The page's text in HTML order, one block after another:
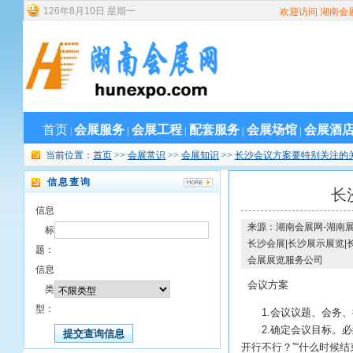
126年8 月 10 日 星期一 欢迎访问 湖南会
首页 会展服务 会展工程 配套服务 会展场馆 会展酒
当前位置： 首页 >> 会展常识 >> 会展知识 >> 长沙会议方案要特别关注的
信息查询
信息
标
题：
信息
类
型：
长
来源：湖南会展网-湖南
长沙会展|长沙展示展览|
会展展览服务公司
会议方案
1.会议议题、会务、
2.确定会议目标。必须
开行不行？”“什么时候